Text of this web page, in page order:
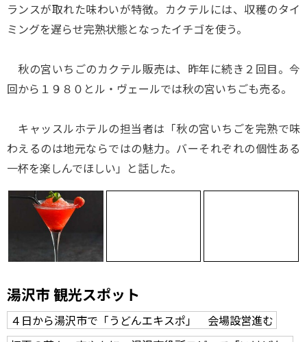
ランスが取れた味わいが特徴。カクテルには、収穫のタイ
ミングを遅らせ完熟状態となったイチゴを使う。
秋の宮いちごのカクテル販売は、昨年に続き２回目。今
回から１９８０とル・ヴェールでは秋の宮いちごも売る。
キャッスルホテルの担当者は「秋の宮いちごを完熟で味
わえるのは地元ならではの魅力。バーそれぞれの個性ある
一杯を楽しんでほしい」と話した。
湯沢市 観光スポット
４日から湯沢市で「うどんエキスポ」 会場設営進む